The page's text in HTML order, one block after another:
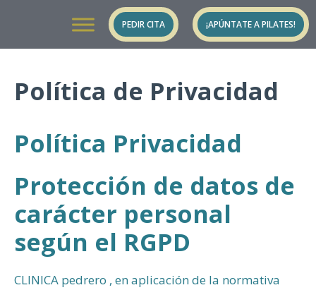
contenido
PEDIR CITA ¡APÚNTATE A PILATES!
Política de Privacidad
Política Privacidad
Protección de datos de
carácter personal
según el RGPD
CLINICA pedrero , en aplicación de la normativa